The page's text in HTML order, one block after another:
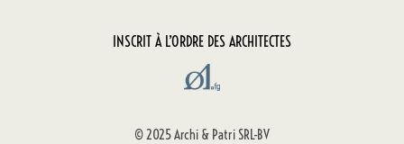
INSCRIT À L’ORDRE DES ARCHITECTES
© 2025 Archi & Patri SRL-BV